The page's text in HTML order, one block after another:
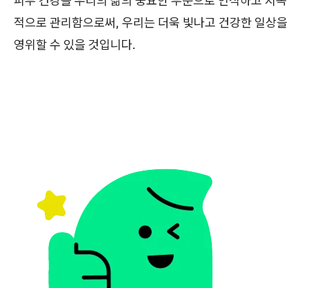
적으로 관리함으로써, 우리는 더욱 빛나고 건강한 일상을
영위할 수 있을 것입니다.